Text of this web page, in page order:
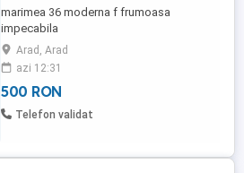
marimea 36 moderna f frumoasa
impecabila
Arad, Arad
azi 12:31
500 RON
Telefon validat